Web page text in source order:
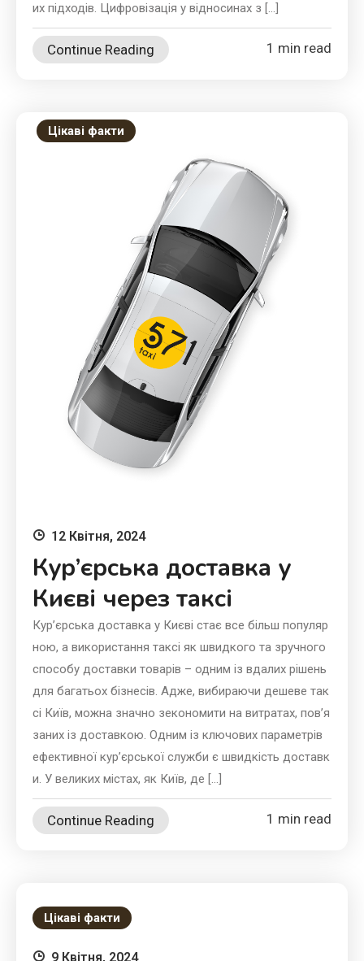
их підходів. Цифровізація у відносинах з […]
Continue Reading 1 min read
Цікаві факти
12 Квітня, 2024
Кур’єрська доставка у
Києві через таксі
Кур’єрська доставка у Києві стає все більш популяр
ною, а використання таксі як швидкого та зручного
способу доставки товарів – одним із вдалих рішень
для багатьох бізнесів. Адже, вибираючи дешеве так
сі Київ, можна значно зекономити на витратах, пов’я
заних із доставкою. Одним із ключових параметрів
ефективної кур’єрської служби є швидкість доставк
и. У великих містах, як Київ, де […]
Continue Reading 1 min read
Цікаві факти
9 Квітня, 2024